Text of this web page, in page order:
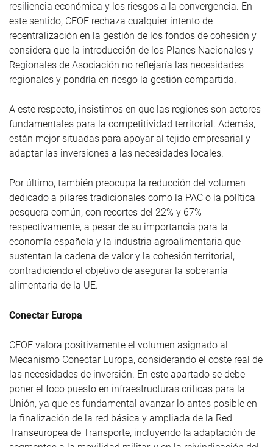
resiliencia económica y los riesgos a la convergencia. En
este sentido, CEOE rechaza cualquier intento de
recentralización en la gestión de los fondos de cohesión y
considera que la introducción de los Planes Nacionales y
Regionales de Asociación no reflejaría las necesidades
regionales y pondría en riesgo la gestión compartida.
A este respecto, insistimos en que las regiones son actores
fundamentales para la competitividad territorial. Además,
están mejor situadas para apoyar al tejido empresarial y
adaptar las inversiones a las necesidades locales.
Por último, también preocupa la reducción del volumen
dedicado a pilares tradicionales como la PAC o la política
pesquera común, con recortes del 22% y 67%
respectivamente, a pesar de su importancia para la
economía española y la industria agroalimentaria que
sustentan la cadena de valor y la cohesión territorial,
contradiciendo el objetivo de asegurar la soberanía
alimentaria de la UE.
Conectar Europa
CEOE valora positivamente el volumen asignado al
Mecanismo Conectar Europa, considerando el coste real de
las necesidades de inversión. En este apartado se debe
poner el foco puesto en infraestructuras críticas para la
Unión, ya que es fundamental avanzar lo antes posible en
la finalización de la red básica y ampliada de la Red
Transeuropea de Transporte, incluyendo la adaptación de